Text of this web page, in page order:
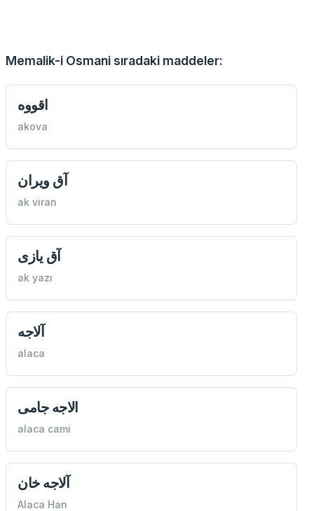
Memalik-i Osmani sıradaki maddeler:
اقووه
akova
آق ویران
ak viran
آق يازی
ak yazı
آلاجه
alaca
الاجه جامی
alaca cami
آلاجه خان
Alaca Han